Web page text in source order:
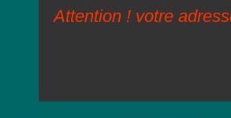
Attention ! votre